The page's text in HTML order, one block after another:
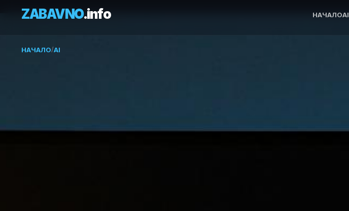
ZABAVNO.info НАЧАЛОAI
НАЧАЛО/AI